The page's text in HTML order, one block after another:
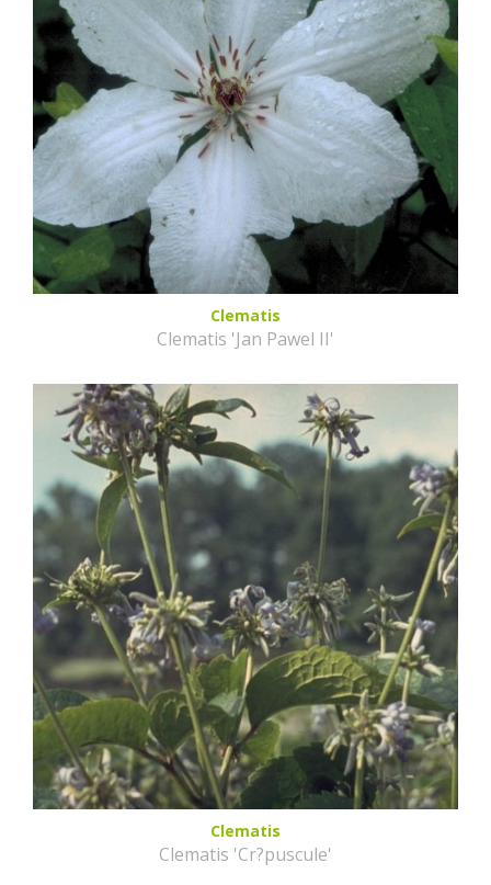
Clematis
Clematis 'Jan Pawel II'
Clematis
Clematis 'Cr?puscule'